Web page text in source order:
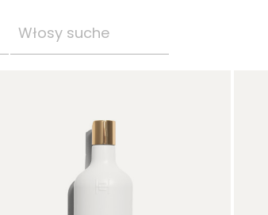
Włosy suche